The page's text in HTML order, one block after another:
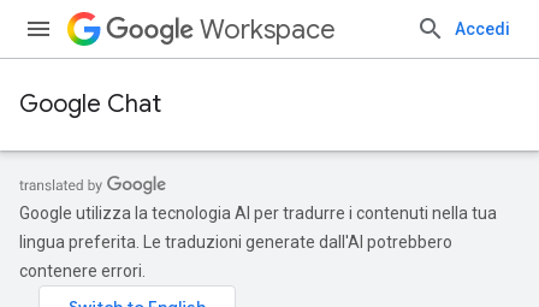
Workspace Accedi
Google Chat
Google utilizza la tecnologia AI per tradurre i contenuti nella tua
lingua preferita. Le traduzioni generate dall'AI potrebbero
contenere errori.